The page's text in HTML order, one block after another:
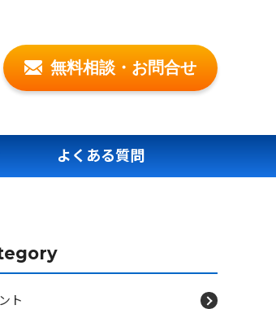
無料相談・お問合せ
よくある質問
ト